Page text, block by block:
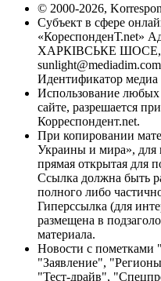
© 2000-2026,
Субъект в сфере
«КореспонденТ.net»
ХАРКІВСЬКЕ ШОСЕ,
Идентификатор медиа
Использование
сайте, разрешается
Корреспондент.net.
При копировании
Украины и мира», для
прямая открытая для
Ссылка должна быть
полного либо
Гиперссылка (для
размещена в
материала.
Новости с
"Заявление",
"Тест-драйв",